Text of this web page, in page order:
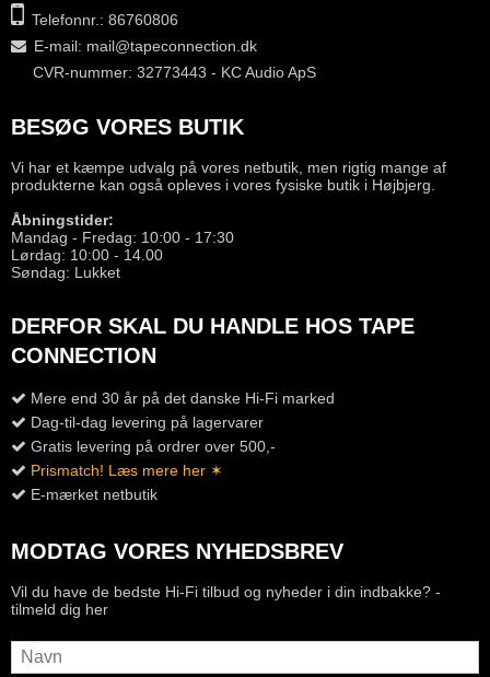
Telefonnr.: 86760806
E-mail: mail@tapeconnection.dk
CVR-nummer: 32773443 - KC Audio ApS
BESØG VORES BUTIK
Vi har et kæmpe udvalg på vores netbutik, men rigtig mange af
produkterne kan også opleves i vores fysiske butik i Højbjerg.
Åbningstider:
Mandag - Fredag: 10:00 - 17:30
Lørdag: 10:00 - 14.00
Søndag: Lukket
DERFOR SKAL DU HANDLE HOS TAPE
CONNECTION
Mere end 30 år på det danske Hi-Fi marked
Dag-til-dag levering på lagervarer
Gratis levering på ordrer over 500,-
Prismatch! Læs mere her ✶
E-mærket netbutik
MODTAG VORES NYHEDSBREV
Vil du have de bedste Hi-Fi tilbud og nyheder i din indbakke? -
tilmeld dig her